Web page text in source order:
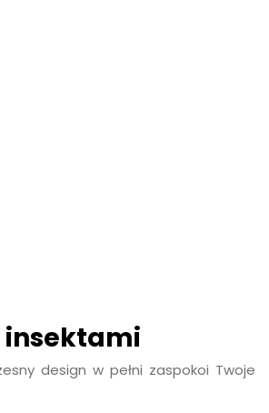
insektami
design w pełni zaspokoi Twoje